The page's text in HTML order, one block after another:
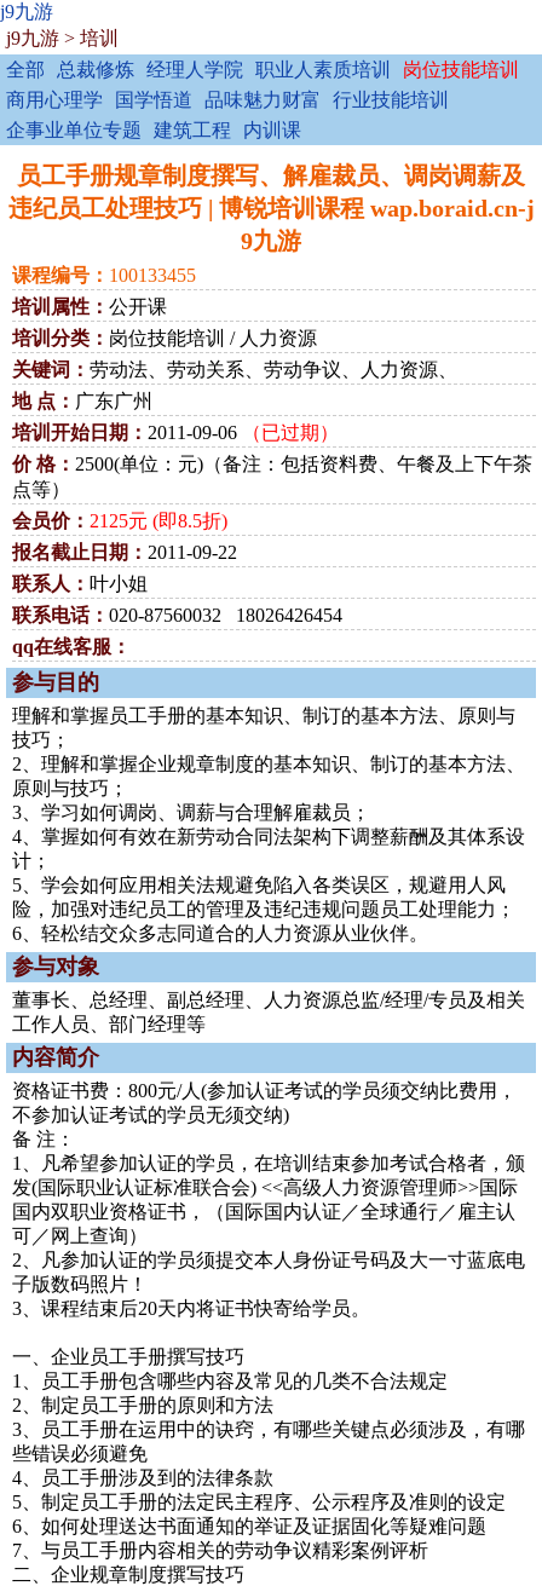
j9九游
j9九游 > 培训
全部
总裁修炼 经理人学院 职业人素质培训
岗位技能培训
商用心理学
国学悟道 品味魅力财富
行业技能培训
企事业单位专题
建筑工程 内训课
员工手册规章制度撰写、解雇裁员、调岗调薪及
违纪员工处理技巧 | 博锐培训课程 wap.boraid.cn-j
9九游
课程编号： 100133455
培训属性： 公开课
培训分类： 岗位技能培训 / 人力资源
关键词： 劳动法、劳动关系、劳动争议、人力资源、
地 点： 广东广州
培训开始日期： 2011-09-06
（已过期）
价 格： 2500(单位：元)（备注：包括资料费、午餐及上下午茶
点等）
会员价： 2125元 (即8.5折)
报名截止日期： 2011-09-22
联系人： 叶小姐
联系电话： 020-87560032 18026426454
qq在线客服：
参与目的
理解和掌握员工手册的基本知识、制订的基本方法、原则与
技巧；
2、理解和掌握企业规章制度的基本知识、制订的基本方法、
原则与技巧；
3、学习如何调岗、调薪与合理解雇裁员；
4、掌握如何有效在新劳动合同法架构下调整薪酬及其体系设
计；
5、学会如何应用相关法规避免陷入各类误区，规避用人风
险，加强对违纪员工的管理及违纪违规问题员工处理能力；
6、轻松结交众多志同道合的人力资源从业伙伴。
参与对象
董事长、总经理、副总经理、人力资源总监/经理/专员及相关
工作人员、部门经理等
内容简介
资格证书费：800元/人(参加认证考试的学员须交纳比费用，
不参加认证考试的学员无须交纳)
备 注：
1、凡希望参加认证的学员，在培训结束参加考试合格者，颁
发(国际职业认证标准联合会) <<高级人力资源管理师>>国际
国内双职业资格证书，（国际国内认证／全球通行／雇主认
可／网上查询）
2、凡参加认证的学员须提交本人身份证号码及大一寸蓝底电
子版数码照片！
3、课程结束后20天内将证书快寄给学员。
一、企业员工手册撰写技巧
1、员工手册包含哪些内容及常见的几类不合法规定
2、制定员工手册的原则和方法
3、员工手册在运用中的诀窍，有哪些关键点必须涉及，有哪
些错误必须避免
4、员工手册涉及到的法律条款
5、制定员工手册的法定民主程序、公示程序及准则的设定
6、如何处理送达书面通知的举证及证据固化等疑难问题
7、与员工手册内容相关的劳动争议精彩案例评析
二、企业规章制度撰写技巧